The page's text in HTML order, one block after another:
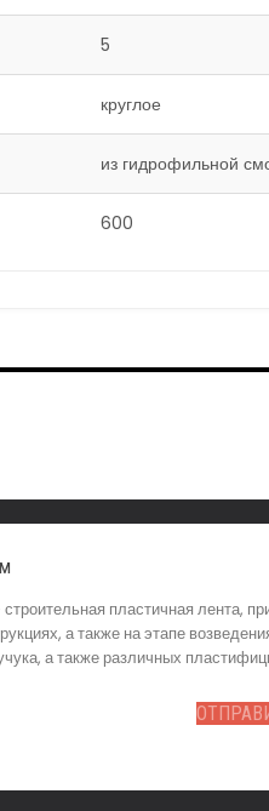
5
круглое
из гидрофильной
600
пластичная лента,
а также на этапе
а также различных